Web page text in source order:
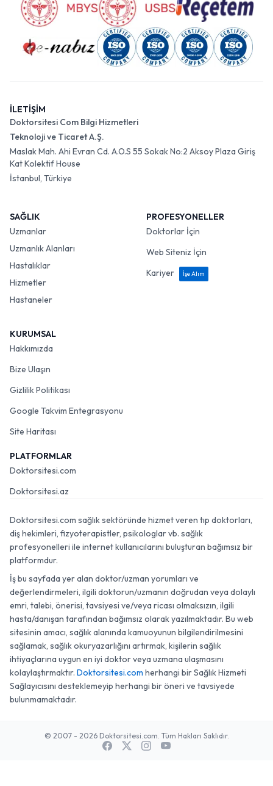
İLETİŞİM
Doktorsitesi Com Bilgi Hizmetleri
Teknoloji ve Ticaret A.Ş.
Maslak Mah. Ahi Evran Cd. A.O.S 55 Sokak No:2 Aksoy Plaza Giriş
Kat Kolektif House
İstanbul, Türkiye
SAĞLIK
Uzmanlar
Uzmanlık Alanları
Hastalıklar
Hizmetler
Hastaneler
PROFESYONELLER
Doktorlar İçin
Web Siteniz İçin
Kariyer
İşe Alım
KURUMSAL
Hakkımızda
Bize Ulaşın
Gizlilik Politikası
Google Takvim Entegrasyonu
Site Haritası
PLATFORMLAR
Doktorsitesi.com
Doktorsitesi.az
Doktorsitesi.com sağlık sektöründe hizmet veren tıp doktorları,
diş hekimleri, fizyoterapistler, psikologlar vb. sağlık
profesyonelleri ile internet kullanıcılarını buluşturan bağımsız bir
platformdur.
İş bu sayfada yer alan doktor/uzman yorumları ve
değerlendirmeleri, ilgili doktorun/uzmanın doğrudan veya dolaylı
emri, talebi, önerisi, tavsiyesi ve/veya ricası olmaksızın, ilgili
hasta/danışan tarafından bağımsız olarak yazılmaktadır. Bu web
sitesinin amacı, sağlık alanında kamuoyunun bilgilendirilmesini
sağlamak, sağlık okuryazarlığını artırmak, kişilerin sağlık
ihtiyaçlarına uygun en iyi doktor veya uzmana ulaşmasını
kolaylaştırmaktır. Doktorsitesi.com herhangi bir Sağlık Hizmeti
Sağlayıcısını desteklemeyip herhangi bir öneri ve tavsiyede
bulunmamaktadır.
© 2007 - 2026 Doktorsitesi.com. Tüm Hakları Saklıdır.